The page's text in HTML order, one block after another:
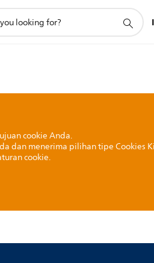
cookie Anda.
dan menerima pilihan tipe Cookies
cookie.